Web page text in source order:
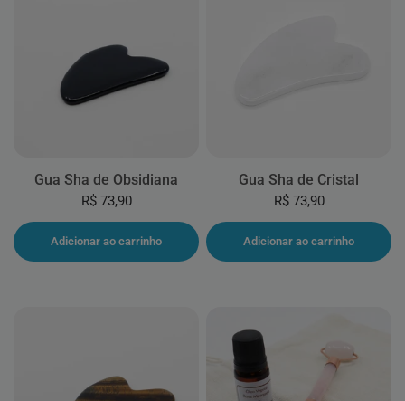
Gua Sha de Obsidiana
R$ 73,90
Adicionar ao carrinho
Gua Sha de Cristal
R$ 73,90
Adicionar ao carrinho